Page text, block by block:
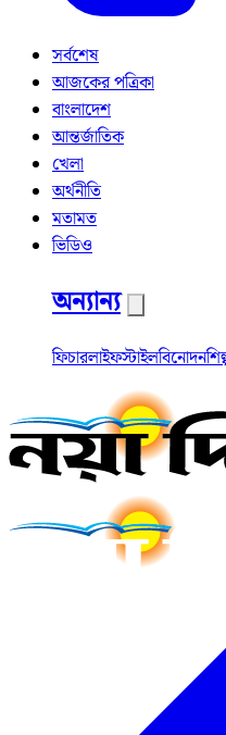
সর্বশেষ
আজকের পত্রিকা
বাংলাদেশ
আন্তর্জাতিক
খেলা
অর্থনীতি
মতামত
ভিডিও
অন্যান্য
ফিচারলাইফস্টাইলবিনোদন